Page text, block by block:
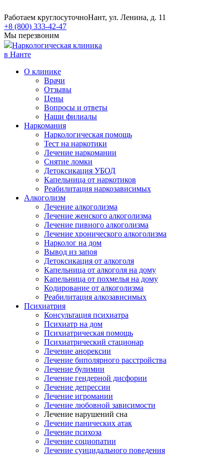
Работаем круглосуточноНант, ул. Ленина, д. 11
+8 (800) 333-42-47
Мы перезвоним
Наркологическая клиника
в Нанте
О клинике
Врачи
Отзывы
Цены
Вопросы и ответы
Наши филиалы
Наркомания
Наркологическая помощь
Тест на наркотики
Лечение наркомании
Снятие ломки
​​Детоксикация УБОД
Капельница от наркотиков
Реабилитация наркозависимых
Алкоголизм
Лечение алкоголизма
Лечение женского алкоголизма
Лечение пивного алкоголизма
Лечение хронического алкоголизма
Нарколог на дом
Вывод из запоя
Детоксикация от алкоголя
Капельница от алкоголя на дому
Капельница от похмелья на дому
Кодирование от алкоголизма
Реабилитация алкозависимых
Психиатрия
Консультация психиатра
Психиатр на дом
Психиатрическая помощь
Психиатрический стационар
Лечение анорексии
Лечение биполярного расстройства
Лечение булимии
Лечение гендерной дисфории
Лечение депрессии
Лечение игромании
Лечение любовной зависимости
Лечение нарушений сна
Лечение панических атак
Лечение психоза
Лечение социопатии
Лечение суицидального поведения